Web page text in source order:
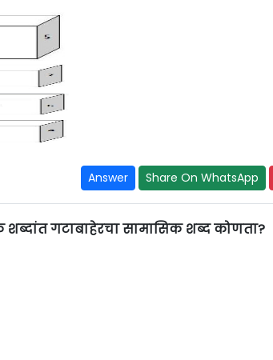
Answer Share On WhatsApp
शब्दांत गटाबाहेरचा सामासिक शब्द कोणता?